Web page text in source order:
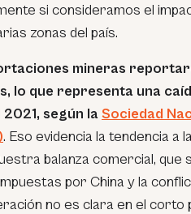
si consideramos el
zonas del país.
mineras
lo que representa una
según la Sociedad
. Eso evidencia la tendencia a
balanza comercial, que
por China y la
no es clara en el corto